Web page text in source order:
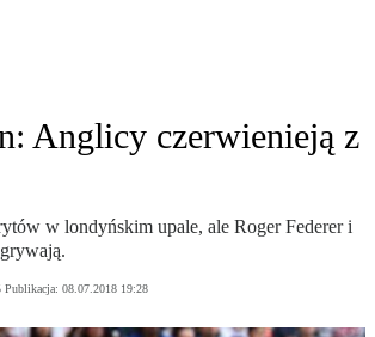
Anglicy czerwienieją z
w londyńskim upale, ale Roger Federer i
Publikacja: 08.07.2018 19:28